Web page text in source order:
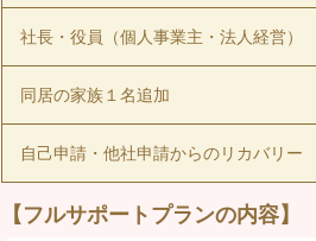
社長・役員（個人事業主・法人経営）
同居の家族１名追加
自己申請・他社申請からのリカバリー
【フルサポートプランの内容】